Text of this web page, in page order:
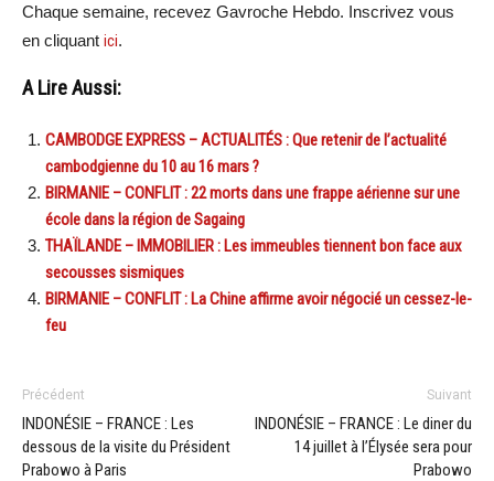
Chaque semaine, recevez Gavroche Hebdo. Inscrivez vous
en cliquant ici.
A Lire Aussi:
CAMBODGE EXPRESS – ACTUALITÉS : Que retenir de l’actualité
cambodgienne du 10 au 16 mars ?
BIRMANIE – CONFLIT : 22 morts dans une frappe aérienne sur une
école dans la région de Sagaing
THAÏLANDE – IMMOBILIER : Les immeubles tiennent bon face aux
secousses sismiques
BIRMANIE – CONFLIT : La Chine affirme avoir négocié un cessez-le-
feu
Précédent
INDONÉSIE – FRANCE : Les
dessous de la visite du Président
Prabowo à Paris
Suivant
INDONÉSIE – FRANCE : Le diner du
14 juillet à l’Élysée sera pour
Prabowo